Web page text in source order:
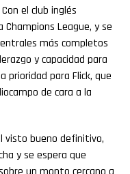
el club inglés
League, y se
más completos
y capacidad para
prioridad para Flick, que
de cara a la
visto bueno definitivo,
y se espera que